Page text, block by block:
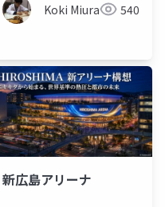
Koki Miura 540
新広島アリーナ